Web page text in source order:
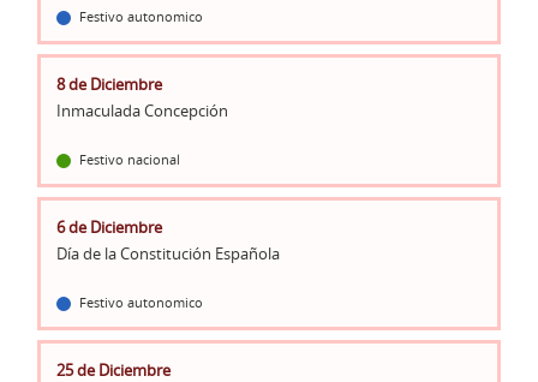
Festivo autonomico
8 de Diciembre
Inmaculada Concepción
Festivo nacional
6 de Diciembre
Día de la Constitución Española
Festivo autonomico
25 de Diciembre